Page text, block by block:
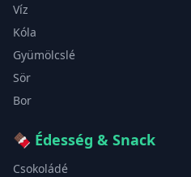
Víz
Kóla
Gyümölcslé
Sör
Bor
🍫 Édesség & Snack
Csokoládé